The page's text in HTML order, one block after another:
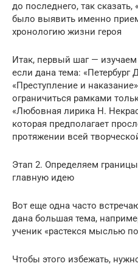
до последнего, так
было выявить именно
хронологию жизни героя
Итак, первый шаг — изучаем
если дана тема: «Петербург
«Преступление и
ограничиться рамками
«Любовная лирика Н.
которая предполагает
протяжении всей
Этап 2. Определяем
главную идею
Вот еще одна часто
дана большая тема,
ученик «растекся мыслью
Чтобы этого избежать,